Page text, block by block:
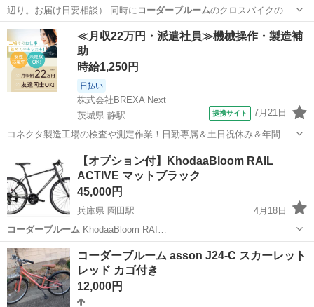
辺り。お届け日要相談） 同時に コーダーブルームのクロスバイクの出
品あるので、2…
神奈川 横浜市 鶴見駅 クロスバイク NESTO
≪月収22万円・派遣社員≫機械操作・製造補
助
時給1,250円
日払い
株式会社BREXA Next
茨城県 静駅
提携サイト 7月21日
コネクタ製造工場の検査や測定作業！日勤専属＆土日祝休み＆年間休
日128日★クリーンルーム内作業★マイカー通勤OK＆無料駐車場あり
★就業先食堂利用可！日払い制度あり！《茨城県常陸大宮市》 人気の
工場のお仕事 ◇コネクタ製造工...
常陸大宮市 その他
【オプション付】KhodaaBloom RAIL
ACTIVE マットブラック
45,000円
兵庫県 園田駅
4月18日
コーダーブルームKhodaaBloom RAI…
兵庫 尼崎市 園田駅 クロスバイク
コーダーブルーム asson J24-C スカーレット
レッド カゴ付き
12,000円